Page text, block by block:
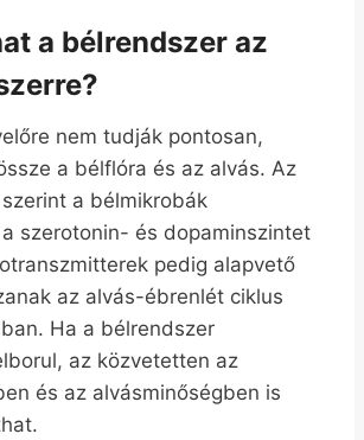
a bélrendszer az
nem tudják pontosan,
a bélflóra és az alvás. Az
a bélmikrobák
szerotonin- és dopaminszintet
pedig alapvető
az alvás-ébrenlét ciklus
Ha a bélrendszer
az közvetetten az
és az alvásminőségben is